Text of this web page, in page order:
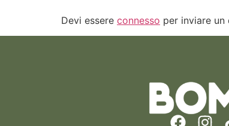
Devi essere connesso per inviare un